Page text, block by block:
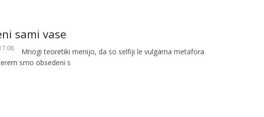
sami vase
Mnogi teoretiki menijo, da so selfiji le vulgarna metafora
smo obsedeni s